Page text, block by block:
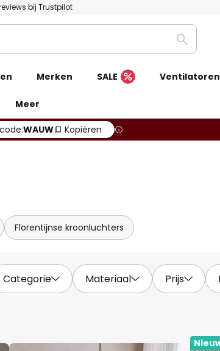
bij Trustpilot
Zoeken
Merken SALE Ventilatoren
Meer
WAUW Kopiëren
Florentijnse kroonluchters
Categorie Materiaal Prijs